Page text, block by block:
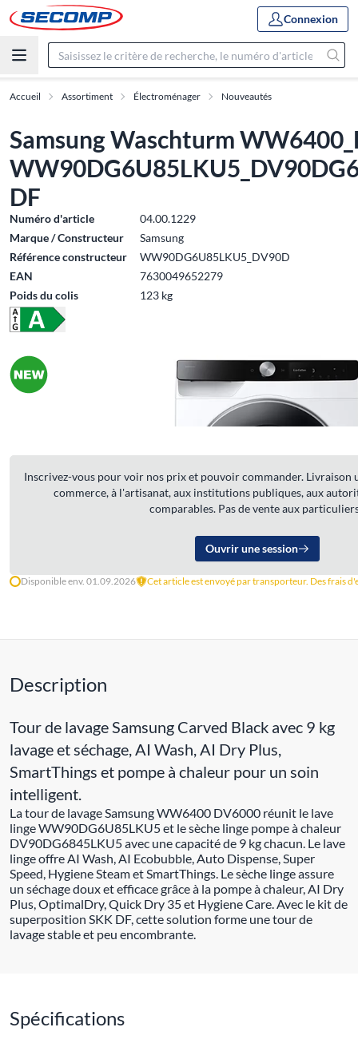
Connexion
Accueil Assortiment Électroménager Nouveautés
Samsung Waschturm
DF
Numéro d'article
04.00.1229
Marque / Constructeur
Samsung
Référence constructeur
WW90DG6U85LKU5_DV90D
EAN
7630049652279
Poids du colis
123 kg
Inscrivez-vous pour voir nos prix et pouvoir commander. Livraison
commerce, à l'artisanat, aux institutions publiques, aux
comparables. Pas de vente aux
Ouvrir une session
Disponible env. 01.09.2026 Cet article est envoyé par transporteur. Des frais
Description
Tour de lavage Samsung Carved Black avec 9 kg
lavage et séchage, AI Wash, AI Dry Plus,
SmartThings et pompe à chaleur pour un soin
intelligent.
La tour de lavage Samsung WW6400 DV6000 réunit le lave
linge WW90DG6U85LKU5 et le sèche linge pompe à chaleur
DV90DG6845LKU5 avec une capacité de 9 kg chacun. Le lave
linge offre AI Wash, AI Ecobubble, Auto Dispense, Super
Speed, Hygiene Steam et SmartThings. Le sèche linge assure
un séchage doux et efficace grâce à la pompe à chaleur, AI Dry
Plus, OptimalDry, Quick Dry 35 et Hygiene Care. Avec le kit de
superposition SKK DF, cette solution forme une tour de
lavage stable et peu encombrante.
Spécifications